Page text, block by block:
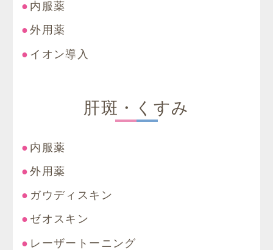
内服薬
外用薬
イオン導入
肝斑・くすみ
内服薬
外用薬
ガウディスキン
ゼオスキン
レーザートーニング